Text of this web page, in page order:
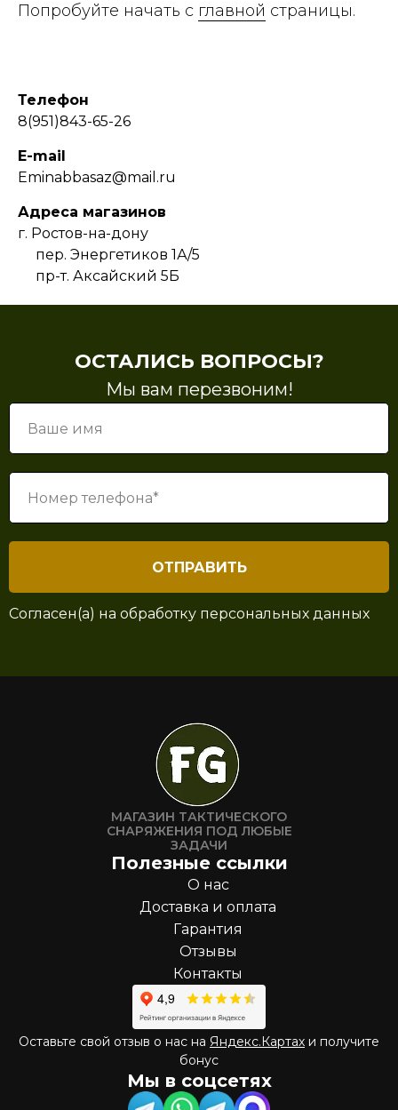
Попробуйте начать с главной страницы.
Телефон
8(951)843-65-26
E-mail
Eminabbasaz@mail.ru
Адреса магазинов
г. Ростов-на-дону
пер. Энергетиков 1А/5
пр-т. Аксайский 5Б
ОСТАЛИСЬ ВОПРОСЫ?
Мы вам перезвоним!
ОТПРАВИТЬ
Согласен(а) на обработку персональных данных
МАГАЗИН ТАКТИЧЕСКОГО
СНАРЯЖЕНИЯ ПОД ЛЮБЫЕ
ЗАДАЧИ
Полезные ссылки
О нас
Доставка и оплата
Гарантия
Отзывы
Контакты
Оставьте свой отзыв о нас на Яндекс.Картах и получите
бонус
Мы в соцсетях